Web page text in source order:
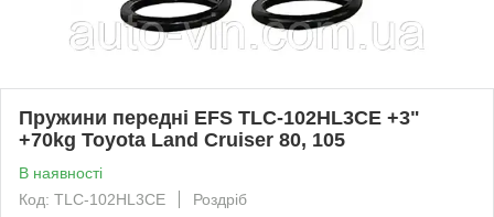
Пружини передні EFS TLC-102HL3CE +3"
+70kg Toyota Land Cruiser 80, 105
В наявності
Код: TLC-102HL3CE
Роздріб